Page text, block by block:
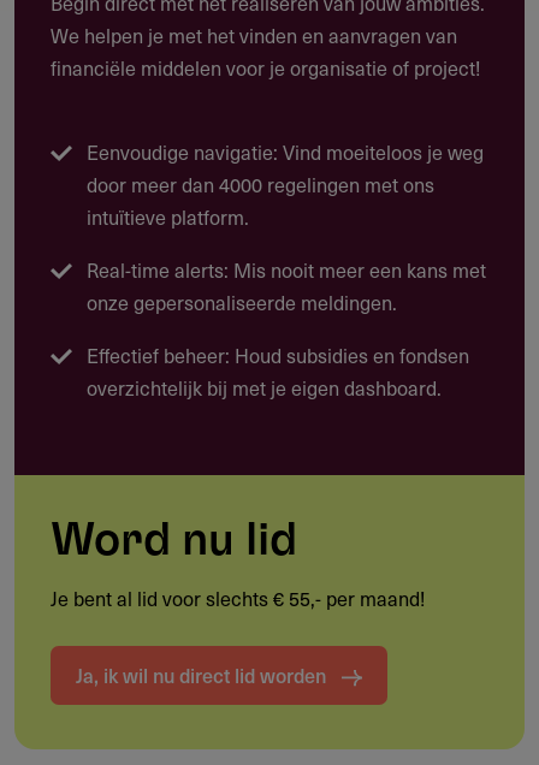
Toepassing
Waarvoor kun je deze subsidie gebruiken?
provincie Limburg die bijdragen aan de samenhang in de
Limburgse popsector.
songwriters of producers
professionele popmuzikanten
Kennisoverdracht tussen experts, hoger onderwijs en
Innovatieve projecten die inhoudelijk baanbrekend of
Activiteiten die culturele participatie van burgers
vergroten
schaal
We helpen je met het vinden en aanvragen van
financiële middelen voor je organisatie of project!
Eenvoudige navigatie: Vind moeiteloos je weg
door meer dan 4000 regelingen met ons
intuïtieve platform.
Real-time alerts: Mis nooit meer een kans met
onze gepersonaliseerde meldingen.
Effectief beheer: Houd subsidies en fondsen
overzichtelijk bij met je eigen dashboard.
Word nu lid
Je bent al lid voor slechts € 55,- per maand!
Ja, ik wil nu direct lid worden